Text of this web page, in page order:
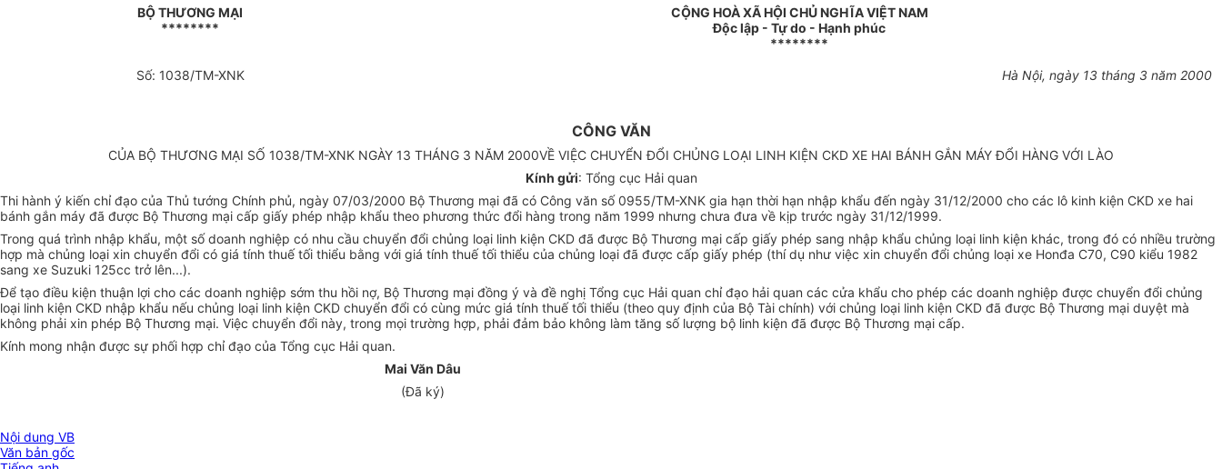
BỘ THƯƠNG MẠI
********
CỘNG HOÀ XÃ HỘI CHỦ NGHĨA VIỆT NAM
Độc lập - Tự do - Hạnh phúc
********
Số: 1038/TM-XNK Hà Nội, ngày 13 tháng 3 năm 2000
CÔNG VĂN
CỦA BỘ THƯƠNG MẠI SỐ 1038/TM-XNK NGÀY 13 THÁNG 3 NĂM 2000VỀ VIỆC CHUYỂN ĐỔI CHỦNG LOẠI LINH KIỆN CKD XE HAI BÁNH GẮN MÁY ĐỔI HÀNG VỚI LÀO
Kính gửi: Tổng cục Hải quan
Thi hành ý kiến chỉ đạo của Thủ tướng Chính phủ, ngày 07/03/2000 Bộ Thương mại đã có Công văn số 0955/TM-XNK gia hạn thời hạn nhập khẩu đến ngày 31/12/2000 cho các lô kinh kiện CKD xe hai
bánh gắn máy đã được Bộ Thương mại cấp giấy phép nhập khẩu theo phương thức đổi hàng trong năm 1999 nhưng chưa đưa về kịp trước ngày 31/12/1999.
Trong quá trình nhập khẩu, một số doanh nghiệp có nhu cầu chuyển đổi chủng loại linh kiện CKD đã được Bộ Thương mại cấp giấy phép sang nhập khẩu chủng loại linh kiện khác, trong đó có nhiều trường
hợp mà chủng loại xin chuyển đổi có giá tính thuế tối thiểu bằng với giá tính thuế tối thiểu của chủng loại đã được cấp giấy phép (thí dụ như việc xin chuyển đổi chủng loại xe Honđa C70, C90 kiểu 1982
sang xe Suzuki 125cc trở lên...).
Để tạo điều kiện thuận lợi cho các doanh nghiệp sớm thu hồi nợ, Bộ Thương mại đồng ý và đề nghị Tổng cục Hải quan chỉ đạo hải quan các cửa khẩu cho phép các doanh nghiệp được chuyển đổi chủng
loại linh kiện CKD nhập khẩu nếu chủng loại linh kiện CKD chuyển đổi có cùng mức giá tính thuế tối thiểu (theo quy định của Bộ Tài chính) với chủng loại linh kiện CKD đã được Bộ Thương mại duyệt mà
không phải xin phép Bộ Thương mại. Việc chuyển đổi này, trong mọi trường hợp, phải đảm bảo không làm tăng số lượng bộ linh kiện đã được Bộ Thương mại cấp.
Kính mong nhận được sự phối hợp chỉ đạo của Tổng cục Hải quan.
Mai Văn Dâu
(Đã ký)
Nội dung VB
Văn bản gốc